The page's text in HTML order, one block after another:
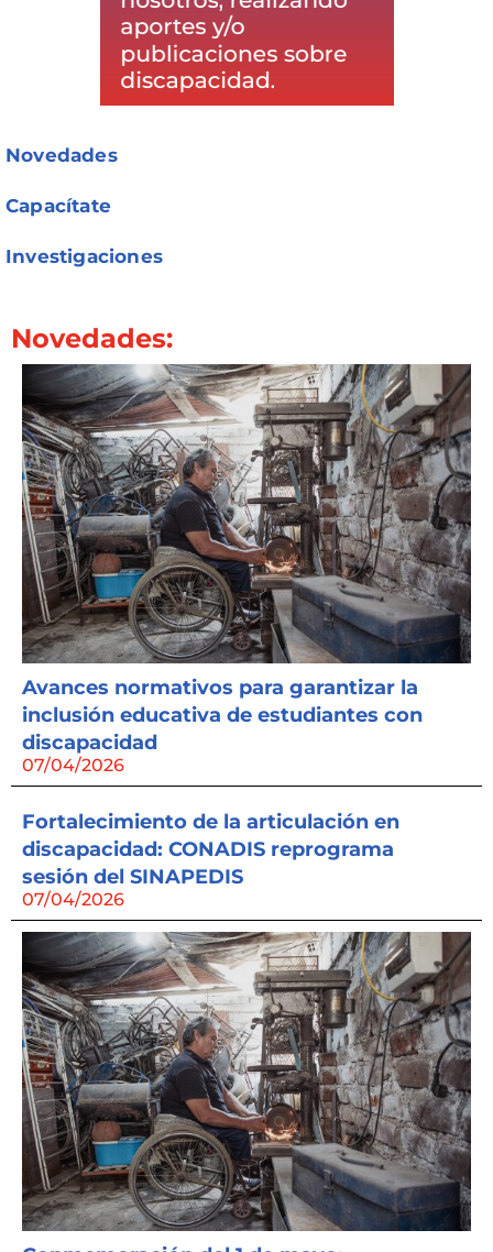
Novedades
Capacítate
Investigaciones
Novedades:
Avances normativos para garantizar la
inclusión educativa de estudiantes con
discapacidad
07/04/2026
Fortalecimiento de la articulación en
discapacidad: CONADIS reprograma
sesión del SINAPEDIS
07/04/2026